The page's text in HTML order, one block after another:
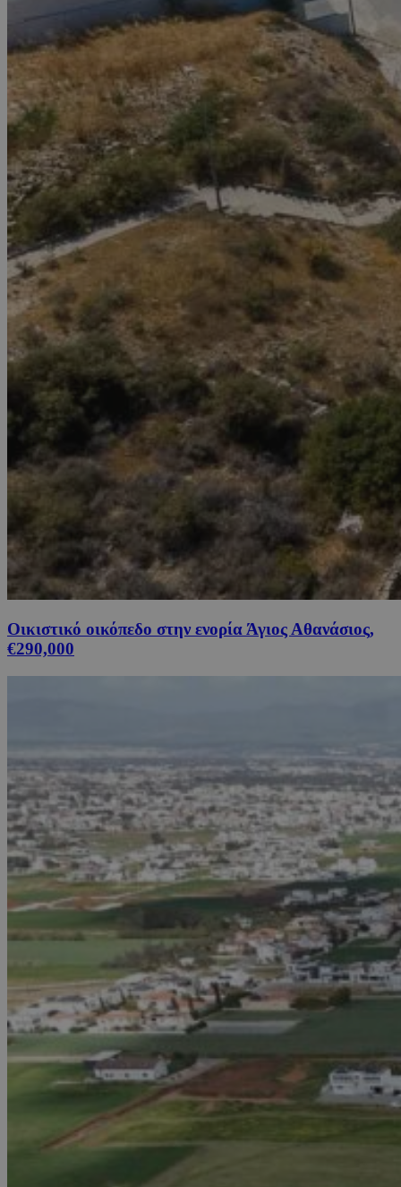
Οικιστικό οικόπεδο στην ενορία Άγιος Αθανάσιος,
€290,000